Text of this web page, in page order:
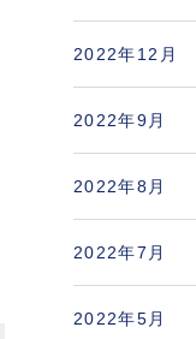
2022年12月
2022年9月
2022年8月
2022年7月
2022年5月